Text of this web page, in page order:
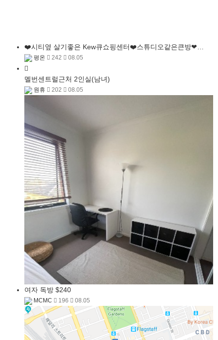
❤️시티옆 살기좋은 Kew큐쇼핑센터❤️스튜디오같은큰방❤…
평온 242 08.05
멜번센트럴근처 2인실(남녀)
원휴 202 08.05
여자 독방 $240
MCMC 196 08.05